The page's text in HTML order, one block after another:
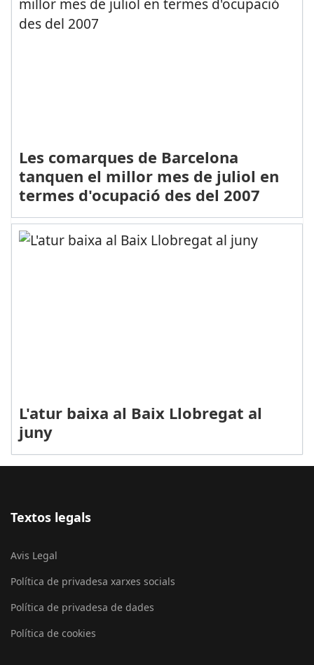
Les comarques de Barcelona
tanquen el millor mes de juliol en
termes d'ocupació des del 2007
L'atur baixa al Baix Llobregat al
juny
Textos legals
Avis Legal
Política de privadesa xarxes socials
Política de privadesa de dades
Política de cookies